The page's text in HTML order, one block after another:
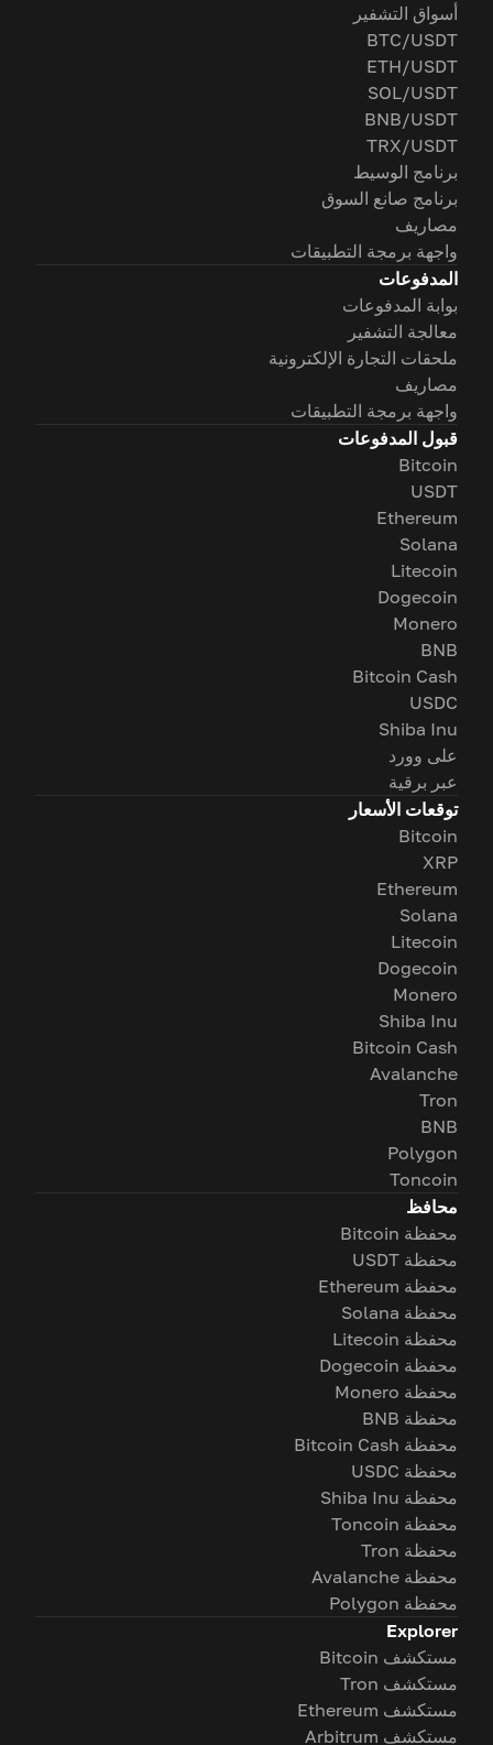
أسواق التشفير
BTC/USDT
ETH/USDT
SOL/USDT
BNB/USDT
TRX/USDT
برنامج الوسيط
برنامج صانع السوق
مصاريف
واجهة برمجة التطبيقات
المدفوعات
بوابة المدفوعات
معالجة التشفير
ملحقات التجارة الإلكترونية
مصاريف
واجهة برمجة التطبيقات
قبول المدفوعات
Bitcoin
USDT
Ethereum
Solana
Litecoin
Dogecoin
Monero
BNB
Bitcoin Cash
USDC
Shiba Inu
على وورد
عبر برقية
توقعات الأسعار
Bitcoin
XRP
Ethereum
Solana
Litecoin
Dogecoin
Monero
Shiba Inu
Bitcoin Cash
Avalanche
Tron
BNB
Polygon
Toncoin
محافظ
محفظة Bitcoin
محفظة USDT
محفظة Ethereum
محفظة Solana
محفظة Litecoin
محفظة Dogecoin
محفظة Monero
محفظة BNB
محفظة Bitcoin Cash
محفظة USDC
محفظة Shiba Inu
محفظة Toncoin
محفظة Tron
محفظة Avalanche
محفظة Polygon
Explorer
مستكشف Bitcoin
مستكشف Tron
مستكشف Ethereum
مستكشف Arbitrum